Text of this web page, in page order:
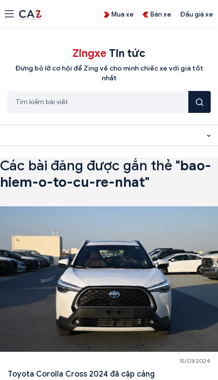
Mua xe Bán xe Đấu giá xe
Zingxe Tin tức
Đừng bỏ lỡ cơ hội để Zing về cho mình chiếc xe với giá tốt
nhất
Các bài đăng được gắn thẻ "bao-
hiem-o-to-cu-re-nhat"
15/03/2024
Toyota Corolla Cross 2024 đã cập cảng